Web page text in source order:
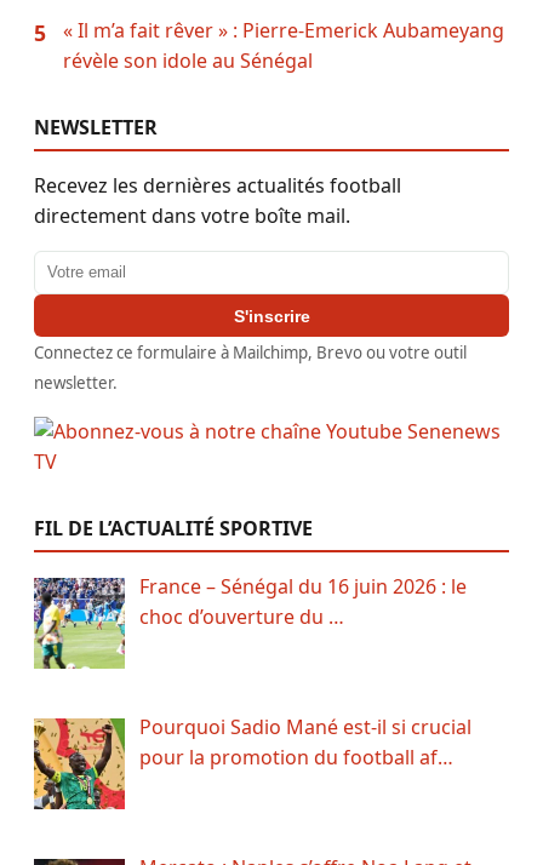
5
« Il m’a fait rêver » : Pierre-Emerick Aubameyang
révèle son idole au Sénégal
NEWSLETTER
Recevez les dernières actualités football
directement dans votre boîte mail.
Adresse email
S'inscrire
Connectez ce formulaire à Mailchimp, Brevo ou votre outil
newsletter.
FIL DE L’ACTUALITÉ SPORTIVE
France – Sénégal du 16 juin 2026 : le
choc d’ouverture du …
Pourquoi Sadio Mané est-il si crucial
pour la promotion du football af…